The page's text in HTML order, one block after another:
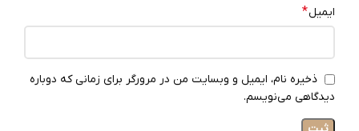
ایمیل*
ذخیره نام، ایمیل و وبسایت من در مرورگر برای زمانی که دوباره
دیدگاهی می‌نویسم.